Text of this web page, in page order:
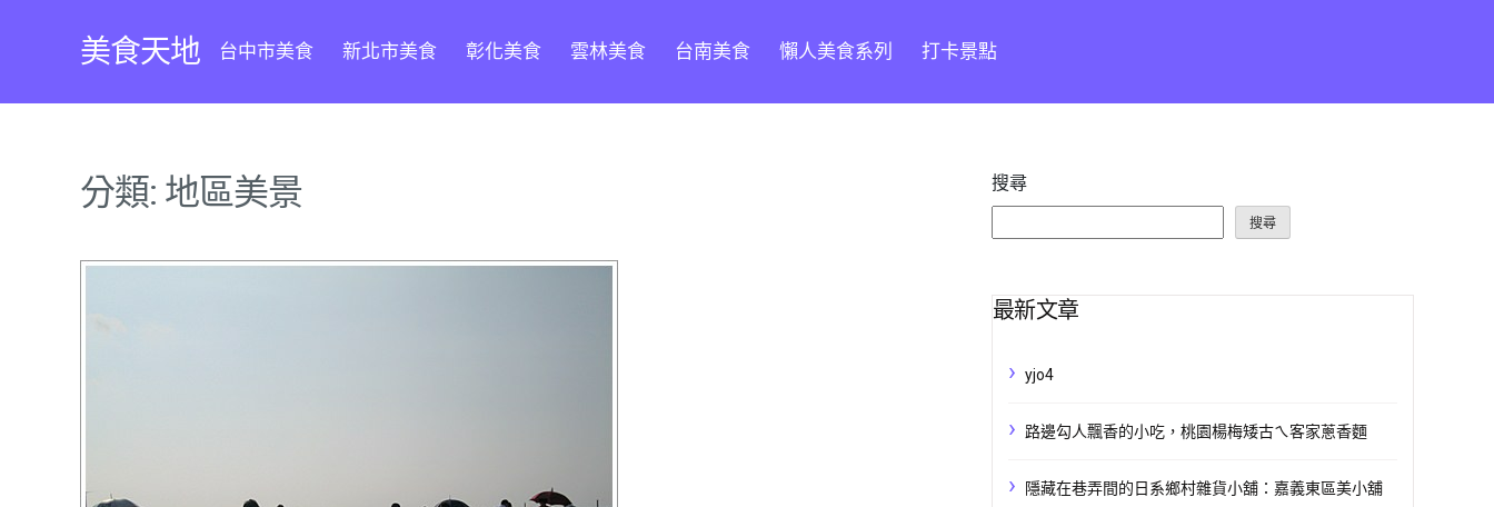
美食天地 台中市美食 新北市美食 彰化美食 雲林美食 台南美食 懶人美食系列 打卡景點
分類: 地區美景 搜尋
搜尋
最新文章
yjo4
路邊勾人飄香的小吃，桃園楊梅矮古ㄟ客家蔥香麵
隱藏在巷弄間的日系鄉村雜貨小舖：嘉義東區美小舖